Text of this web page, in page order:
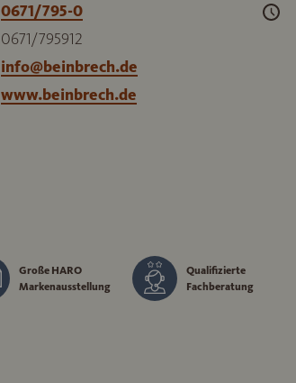
0671/795-0
0671/795912
info@beinbrech.de
www.beinbrech.de
Große HARO
Markenausstellung
Qualifizierte
Fachberatung